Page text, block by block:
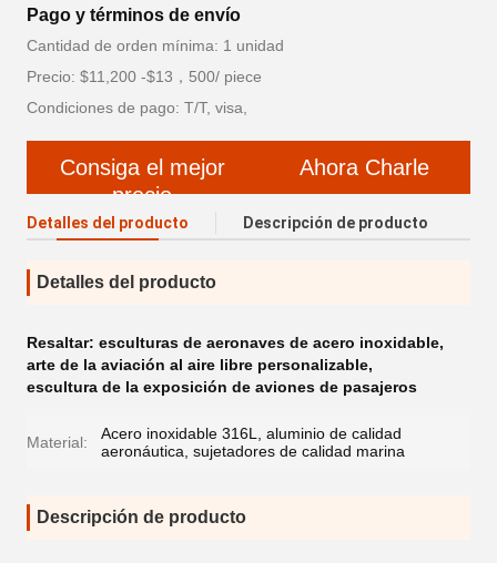
Pago y términos de envío
Cantidad de orden mínima: 1 unidad
Precio: $11,200 -$13，500/ piece
Condiciones de pago: T/T, visa,
Consiga el mejor
precio
Ahora Charle
Detalles del producto Descripción de producto
Detalles del producto
Resaltar: esculturas de aeronaves de acero inoxidable,
arte de la aviación al aire libre personalizable,
escultura de la exposición de aviones de pasajeros
Material:
Acero inoxidable 316L, aluminio de calidad
aeronáutica, sujetadores de calidad marina
Descripción de producto